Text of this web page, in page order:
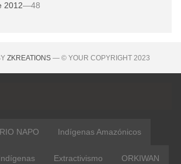
2012—48
ZKREATIONS— © YOUR COPYRIGHT 2023
RIO NAPO Indígenas Amazónicos
Extractivismo ORKIWAN